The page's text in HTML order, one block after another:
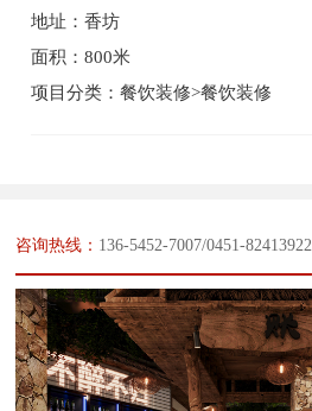
地址：香坊
面积：800米
项目分类：餐饮装修>餐饮装修
咨询热线： 136-5452-7007/0451-82413922